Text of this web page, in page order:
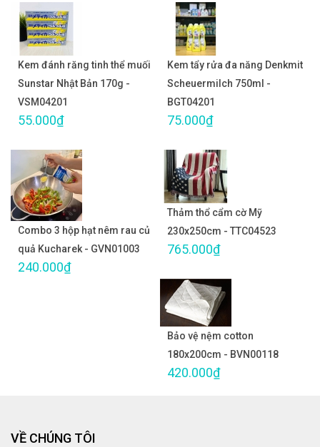
Kem đánh răng tinh thể muối
Sunstar Nhật Bản 170g -
VSM04201
55.000₫
Kem tẩy rửa đa năng Denkmit
Scheuermilch 750ml -
BGT04201
75.000₫
Combo 3 hộp hạt nêm rau củ
quả Kucharek - GVN01003
240.000₫
Thảm thổ cẩm cờ Mỹ
230x250cm - TTC04523
765.000₫
Bảo vệ nệm cotton
180x200cm - BVN00118
420.000₫
VỀ CHÚNG TÔI